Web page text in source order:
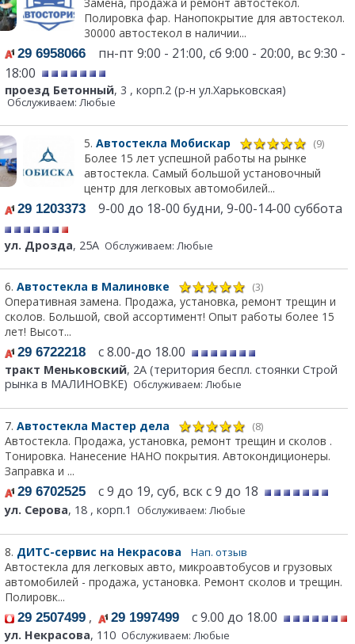
Полировка фар. Нанопокрытие для автостекол.
30000 автостекол в наличии...
29 6958066 пн-пт 9:00 - 21:00, сб 9:00 - 20:00, вс 9:30 -
18:00
проезд Бетонный, 3 , корп.2 (р-н ул.Харьковская)
Обслуживаем: Любые
5. Автостекла Мобискар (9)
Более 15 лет успешной работы на рынке
автостекла. Самый большой установочный
центр для легковых автомобилей...
29 1203373 9-00 до 18-00 будни, 9-00-14-00 суббота
ул. Дрозда, 25А Обслуживаем: Любые
6. Автостекла в Малиновке (3)
Оперативная замена. Продажа, установка, ремонт трещин и
сколов. Большой, свой ассортимент! Опыт работы более 15
лет! Высот...
29 6722218 с 8.00-до 18.00
тракт Меньковский, 2А (територия беспл. стоянки Строй
рынка в МАЛИНОВКЕ) Обслуживаем: Любые
7. Автостекла Мастер дела (8)
Автостекла. Продажа, установка, ремонт трещин и сколов .
Тонировка. Нанесение НАНО покрытия. Автокондиционеры.
Заправка и ...
29 6702525 с 9 до 19, суб, вск с 9 до 18
ул. Серова, 18 , корп.1 Обслуживаем: Любые
8. ДИТС-сервис на Некрасова Нап. отзыв
Автостекла для легковых авто, микроавтобусов и грузовых
автомобилей - продажа, установка. Ремонт сколов и трещин.
Полировк...
29 2507499 , 29 1997499 с 9.00 до 18.00
ул. Некрасова, 110 Обслуживаем: Любые